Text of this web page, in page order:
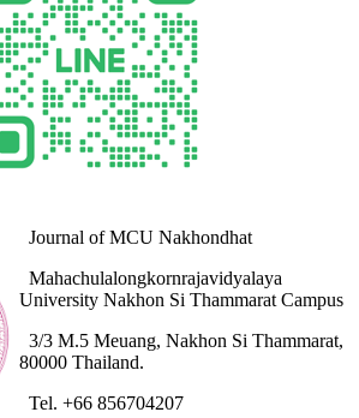
Journal of MCU Nakhondhat
Mahachulalongkornrajavidyalaya
University Nakhon Si Thammarat Campus
3/3 M.5 Meuang, Nakhon Si Thammarat,
80000 Thailand.
Tel. +66 856704207